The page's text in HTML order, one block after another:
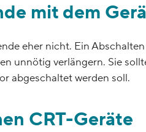
mit dem
eher nicht. Ein
unnötig verlängern. Sie
abgeschaltet werden soll.
CRT-Geräte